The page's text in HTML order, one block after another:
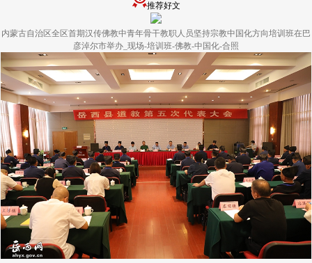
推荐好文
内蒙古自治区全区首期汉传佛教中青年骨干教职人员坚持宗教中国化方向培训班在巴
彦淖尔市举办_现场-培训班-佛教-中国化-合照